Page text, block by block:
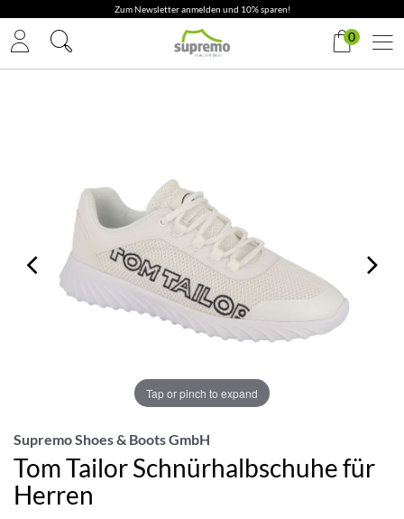
Zum Newsletter anmelden und 10% sparen!
0
Tap or pinch to expand
Supremo Shoes & Boots GmbH
Tom Tailor Schnürhalbschuhe für
Herren